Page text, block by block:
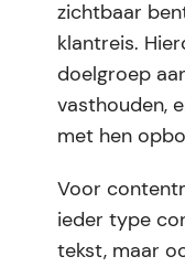
zichtbaar
klantreis.
doelgroep
vasthouden,
met hen
Voor
ieder type
tekst, maar